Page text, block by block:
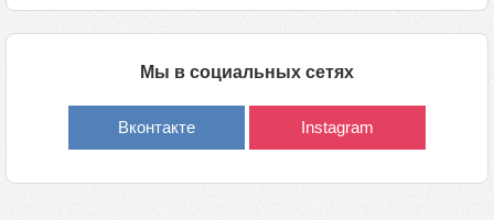
Мы в социальных сетях
Вконтакте Instagram